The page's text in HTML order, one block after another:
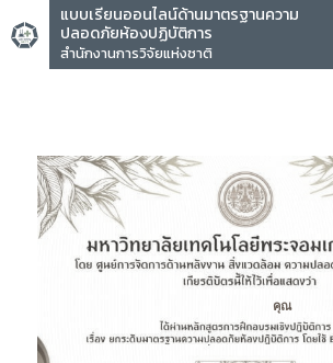
แบบเรียนออนไลน์ด้านมาตรฐานความ
ปลอดภัยห้องปฏิบัติการ
สำนักงานการวิจัยแห่งชาติ
คุณ